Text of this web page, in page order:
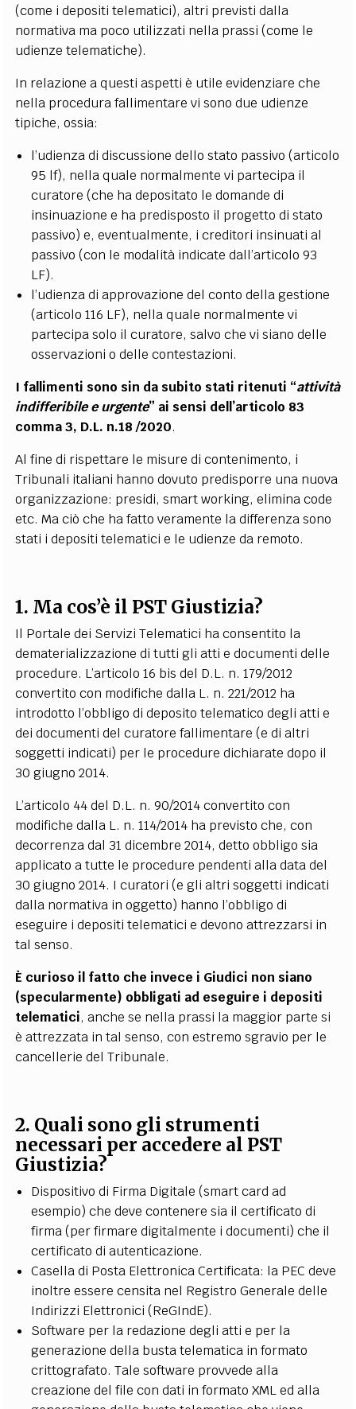
(come i depositi telematici), altri previsti dalla
normativa ma poco utilizzati nella prassi (come le
udienze telematiche).
In relazione a questi aspetti è utile evidenziare che
nella procedura fallimentare vi sono due udienze
tipiche, ossia:
l’udienza di discussione dello stato passivo (articolo
95 lf), nella quale normalmente vi partecipa il
curatore (che ha depositato le domande di
insinuazione e ha predisposto il progetto di stato
passivo) e, eventualmente, i creditori insinuati al
passivo (con le modalità indicate dall’articolo 93
LF).
l’udienza di approvazione del conto della gestione
(articolo 116 LF), nella quale normalmente vi
partecipa solo il curatore, salvo che vi siano delle
osservazioni o delle contestazioni.
I fallimenti sono sin da subito stati ritenuti “attività
indifferibile e urgente” ai sensi dell’articolo 83
comma 3, D.L. n.18 /2020.
Al fine di rispettare le misure di contenimento, i
Tribunali italiani hanno dovuto predisporre una nuova
organizzazione: presidi, smart working, elimina code
etc. Ma ciò che ha fatto veramente la differenza sono
stati i depositi telematici e le udienze da remoto.
1. Ma cos’è il PST Giustizia?
Il Portale dei Servizi Telematici ha consentito la
dematerializzazione di tutti gli atti e documenti delle
procedure. L’articolo 16 bis del D.L. n. 179/2012
convertito con modifiche dalla L. n. 221/2012 ha
introdotto l’obbligo di deposito telematico degli atti e
dei documenti del curatore fallimentare (e di altri
soggetti indicati) per le procedure dichiarate dopo il
30 giugno 2014.
L’articolo 44 del D.L. n. 90/2014 convertito con
modifiche dalla L. n. 114/2014 ha previsto che, con
decorrenza dal 31 dicembre 2014, detto obbligo sia
applicato a tutte le procedure pendenti alla data del
30 giugno 2014. I curatori (e gli altri soggetti indicati
dalla normativa in oggetto) hanno l’obbligo di
eseguire i depositi telematici e devono attrezzarsi in
tal senso.
È curioso il fatto che invece i Giudici non siano
(specularmente) obbligati ad eseguire i depositi
telematici, anche se nella prassi la maggior parte si
è attrezzata in tal senso, con estremo sgravio per le
cancellerie del Tribunale.
2. Quali sono gli strumenti
necessari per accedere al PST
Giustizia?
Dispositivo di Firma Digitale (smart card ad
esempio) che deve contenere sia il certificato di
firma (per firmare digitalmente i documenti) che il
certificato di autenticazione.
Casella di Posta Elettronica Certificata: la PEC deve
inoltre essere censita nel Registro Generale delle
Indirizzi Elettronici (ReGIndE).
Software per la redazione degli atti e per la
generazione della busta telematica in formato
crittografato. Tale software provvede alla
creazione del file con dati in formato XML ed alla